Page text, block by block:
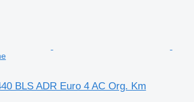
BLS ADR Euro 4 AC Org. Km